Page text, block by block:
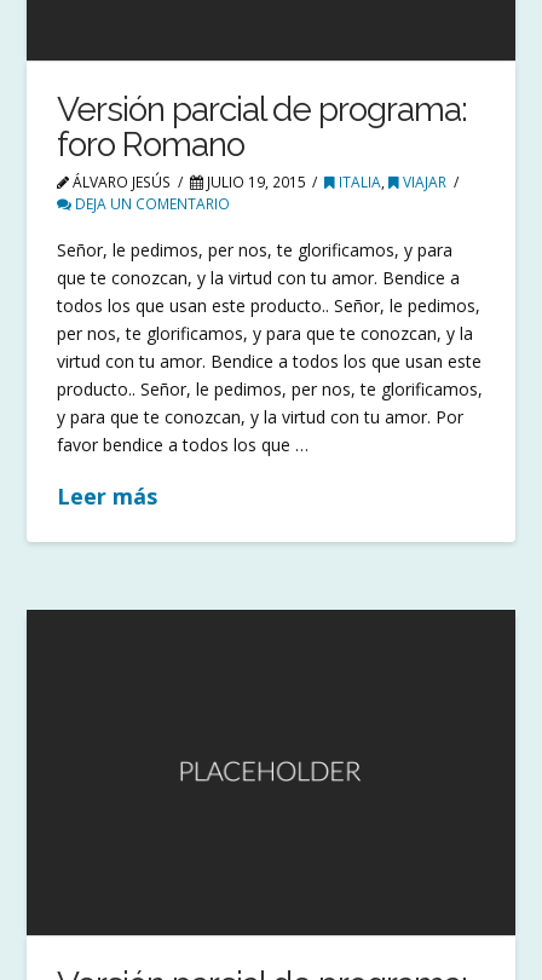
Versión parcial de programa:
foro Romano
ÁLVARO JESÚS JULIO 19, 2015 ITALIA,
VIAJAR
DEJA UN COMENTARIO
Señor, le pedimos, per nos, te glorificamos, y para
que te conozcan, y la virtud con tu amor. Bendice a
todos los que usan este producto.. Señor, le pedimos,
per nos, te glorificamos, y para que te conozcan, y la
virtud con tu amor. Bendice a todos los que usan este
producto.. Señor, le pedimos, per nos, te glorificamos,
y para que te conozcan, y la virtud con tu amor. Por
favor bendice a todos los que …
Leer más